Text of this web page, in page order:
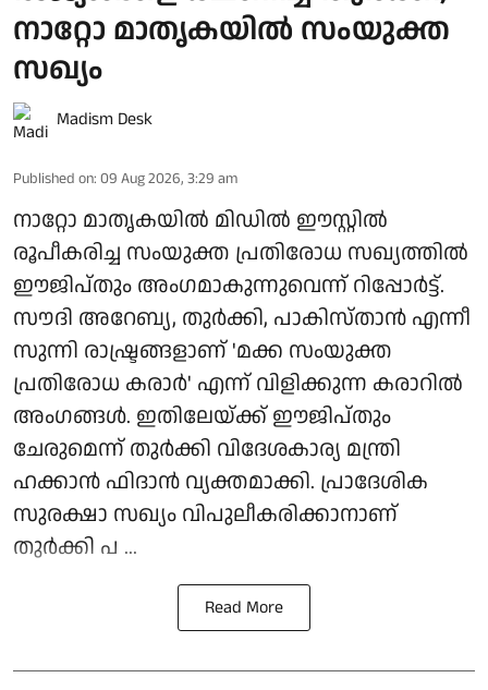
നാറ്റോ മാതൃകയില്‍ സംയുക്ത
സഖ്യം
Madism Desk
Published on: 09 Aug 2026, 3:29 am
നാറ്റോ മാതൃകയില്‍ മിഡില്‍ ഈസ്റ്റില്‍
രൂപീകരിച്ച സംയുക്ത പ്രതിരോധ സഖ്യത്തില്‍
ഈജിപ്തും അംഗമാകുന്നുവെന്ന് റിപ്പോര്‍ട്ട്.
സൗദി അറേബ്യ, തുര്‍ക്കി, പാകിസ്താന്‍ എന്നീ
സുന്നി രാഷ്ട്രങ്ങളാണ് 'മക്ക സംയുക്ത
പ്രതിരോധ കരാര്‍' എന്ന് വിളിക്കുന്ന കരാറില്‍
അംഗങ്ങള്‍. ഇതിലേയ്ക്ക് ഈജിപ്തും
ചേരുമെന്ന് തുര്‍ക്കി വിദേശകാര്യ മന്ത്രി
ഹക്കാന്‍ ഫിദാന്‍ വ്യക്തമാക്കി. പ്രാദേശിക
സുരക്ഷാ സഖ്യം വിപുലീകരിക്കാനാണ്
തുര്‍ക്കി പ ...
Read More